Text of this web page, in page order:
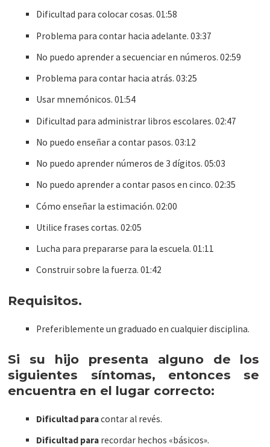
Dificultad para colocar cosas. 01:58
Problema para contar hacia adelante. 03:37
No puedo aprender a secuenciar en números. 02:59
Problema para contar hacia atrás. 03:25
Usar mnemónicos. 01:54
Dificultad para administrar libros escolares. 02:47
No puedo enseñar a contar pasos. 03:12
No puedo aprender números de 3 dígitos. 05:03
No puedo aprender a contar pasos en cinco. 02:35
Cómo enseñar la estimación. 02:00
Utilice frases cortas. 02:05
Lucha para prepararse para la escuela. 01:11
Construir sobre la fuerza. 01:42
Requisitos.
Preferiblemente un graduado en cualquier disciplina.
Si su hijo presenta alguno de los
siguientes síntomas, entonces se
encuentra en el lugar correcto:
Dificultad paracontar al revés.
Dificultad pararecordar hechos «básicos».